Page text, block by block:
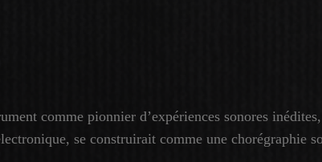
comme pionnier d’expériences sonores
se construirait comme une chorégraphie